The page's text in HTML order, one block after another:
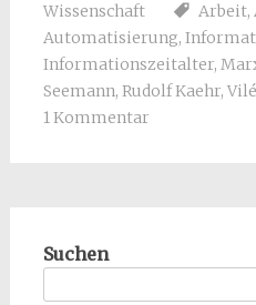
Wissenschaft
Arbeit,
Automatisierung,
Informationszeitalter,
Seemann, Rudolf Kaehr,
1 Kommentar
Suchen